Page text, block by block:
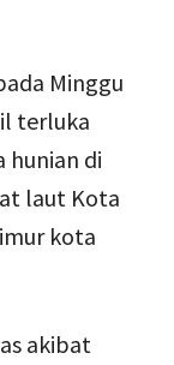
Minggu
terluka
hunian di
laut Kota
kota
akibat